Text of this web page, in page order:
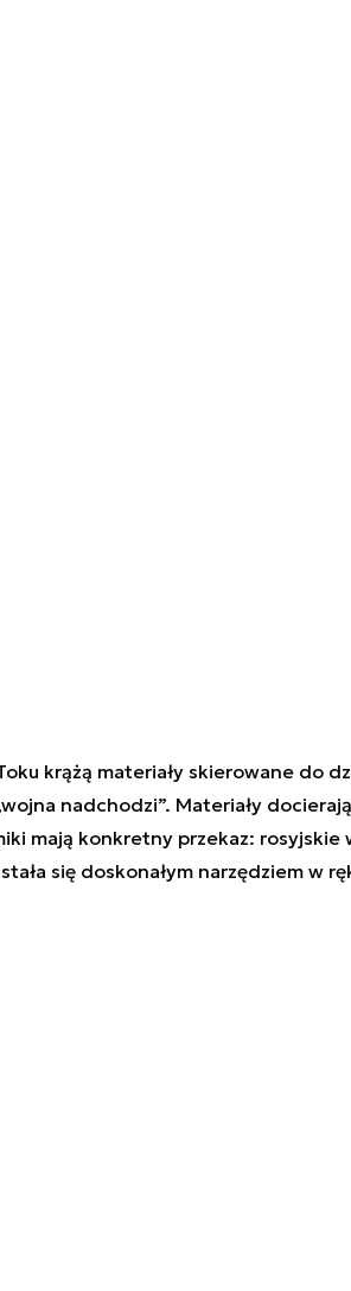
krążą materiały skierowane do
nadchodzi”. Materiały
mają konkretny przekaz: rosyjskie
się doskonałym narzędziem w